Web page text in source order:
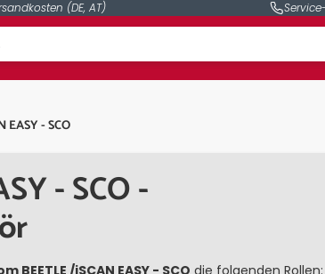
(DE, AT)
EASY - SCO
- SCO -
BEETLE /iSCAN EASY - SCO die folgenden Rollen: